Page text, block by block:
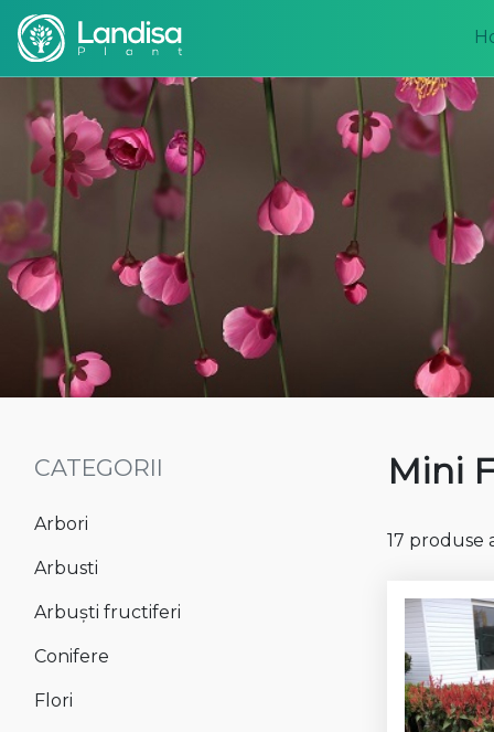
CATEGORII
Arbori
Arbusti
Arbuști fructiferi
Conifere
Flori
Mini
17 produse